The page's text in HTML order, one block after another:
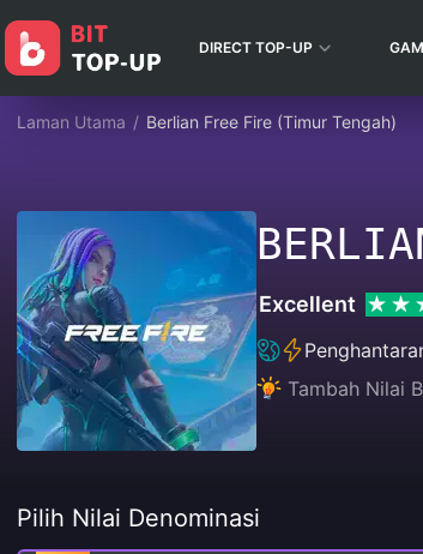
DIRECT TOP-UP
Laman Utama / Berlian Free Fire (Timur Tengah)
Excellent
Tambah Nilai
Pilih Nilai Denominasi